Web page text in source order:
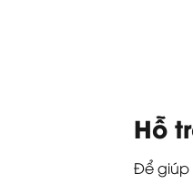
Hỗ
Để giúp